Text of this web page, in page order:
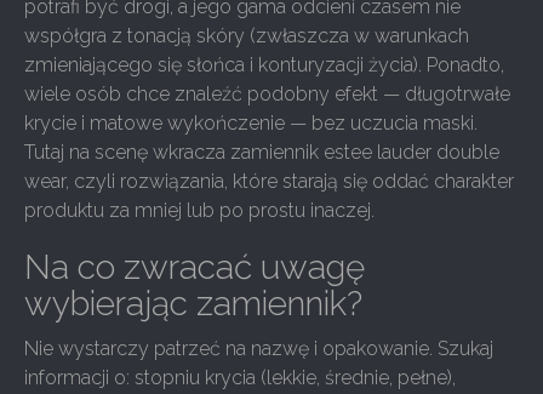
potrafi być drogi, a jego gama odcieni czasem nie
współgra z tonacją skóry (zwłaszcza w warunkach
zmieniającego się słońca i konturyzacji życia). Ponadto,
wiele osób chce znaleźć podobny efekt — długotrwałe
krycie i matowe wykończenie — bez uczucia maski.
Tutaj na scenę wkracza zamiennik estee lauder double
wear, czyli rozwiązania, które starają się oddać charakter
produktu za mniej lub po prostu inaczej.
Na co zwracać uwagę
wybierając zamiennik?
Nie wystarczy patrzeć na nazwę i opakowanie. Szukaj
informacji o: stopniu krycia (lekkie, średnie, pełne),